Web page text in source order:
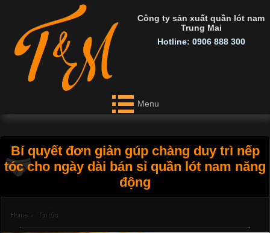
Công ty sản xuất quần lót nam
Trung Mai
Hotline: 0906 888 300
Menu
Bí quyết đơn giản gúp chàng duy trì nếp
tóc cho ngày dài bán sỉ quần lót nam năng
động
Home › Tin tức